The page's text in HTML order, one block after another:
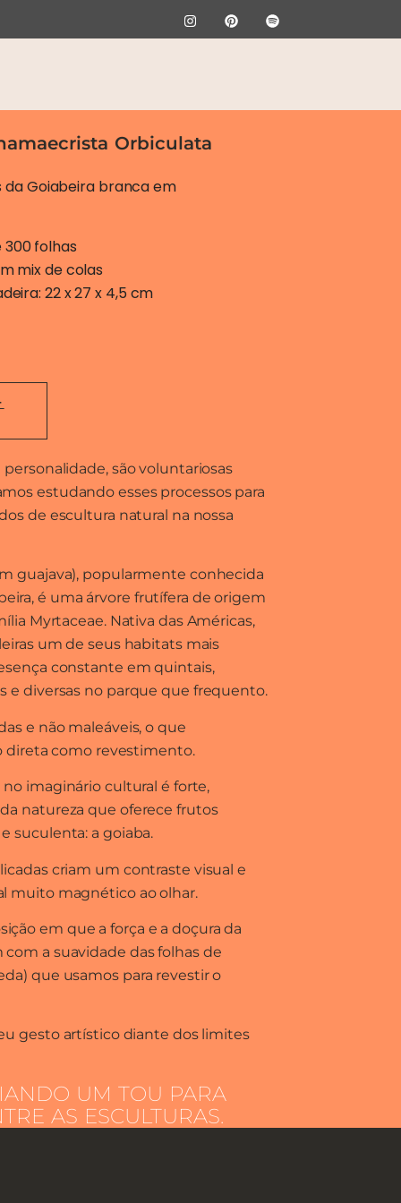
Orbiculata
Goiabeira branca em
folhas
mix de colas
22 x 27 x 4,5 cm
são voluntariosas
estudando esses processos para
de escultura natural na nossa
guajava), popularmente conhecida
é uma árvore frutífera de origem
Myrtaceae. Nativa das Américas,
um de seus habitats mais
constante em quintais,
e diversas no parque que frequento.
e não maleáveis, o que
direta como revestimento.
no imaginário cultural é forte,
natureza que oferece frutos
suculenta: a goiaba.
criam um contraste visual e
muito magnético ao olhar.
em que a força e a doçura da
a suavidade das folhas de
que usamos para revestir o
gesto artístico diante dos limites
UM TOU PARA
AS ESCULTURAS.